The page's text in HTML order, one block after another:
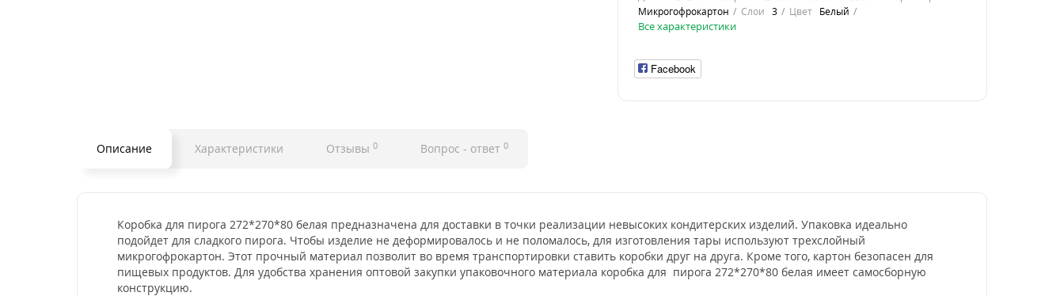
Микрогофрокартон
Слои 3 Цвет Белый
Все характеристики
Facebook
Описание Характеристики Отзывы 0 Вопрос - ответ 0
Коробка для пирога 272*270*80 белая предназначена для доставки в точки реализации невысоких кондитерских изделий. Упаковка идеально
подойдет для сладкого пирога. Чтобы изделие не деформировалось и не поломалось, для изготовления тары используют трехслойный
микрогофрокартон. Этот прочный материал позволит во время транспортировки ставить коробки друг на друга. Кроме того, картон безопасен для
пищевых продуктов. Для удобства хранения оптовой закупки упаковочного материала коробка для пирога 272*270*80 белая имеет самосборную
конструкцию.